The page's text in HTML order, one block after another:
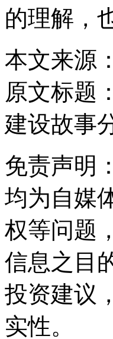
的理解，
本文来源
原文标题：
建设故事
免责声明
均为自媒
权等问题
信息之目
投资建议
实性。